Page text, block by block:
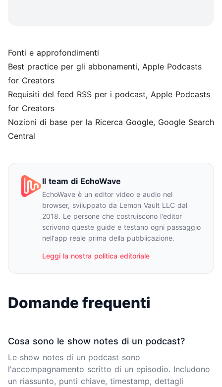
Fonti e approfondimenti
Best practice per gli abbonamenti, Apple Podcasts
for Creators
Requisiti del feed RSS per i podcast, Apple Podcasts
for Creators
Nozioni di base per la Ricerca Google, Google Search
Central
Il team di EchoWave
EchoWave è un editor video e audio nel
browser, sviluppato da Lemon Vault LLC dal
2018. Le persone che costruiscono l'editor
scrivono queste guide e testano ogni passaggio
nell'app reale prima della pubblicazione.
Leggi la nostra politica editoriale
Domande frequenti
Cosa sono le show notes di un podcast?
Le show notes di un podcast sono
l'accompagnamento scritto di un episodio. Includono
un riassunto, punti chiave, timestamp, dettagli